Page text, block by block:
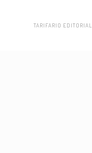
TARIFARIO EDITORIAL